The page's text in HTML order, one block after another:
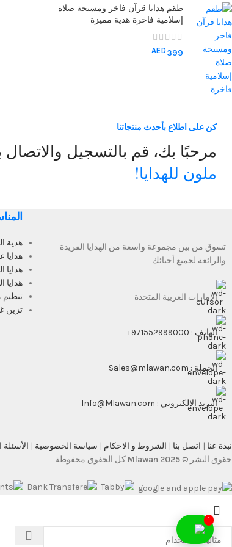
طقم هدايا قرآن فاخر ومسبحة صلاة
إسلامية فاخرة هدية مميزة
AED 399
كن على اطلاع بأحدث منتجاتنا
مرحبًا بك، قم بالتسجيل والاتصال
ملون للهدايا!
تسوق من بين مجموعة واسعة من الهدايا الفريدة
والرائعة لجميع أحبائك
الإمارات العربية المتحدة
الهاتف : 971552999000+
الجملة : Sales@mlawan.com
البريد الالكتروني : Info@Mlawan.com
هدية
هدايا
هدايا
هدايا
تنظيم
تزين
نبذة عنا | اتصل بنا | الشروط و الاحكام | سياسة الخصوصية | الأسئلة
حقوق النشر © Mlawan 2025 كل الحقوق محفوظة
1